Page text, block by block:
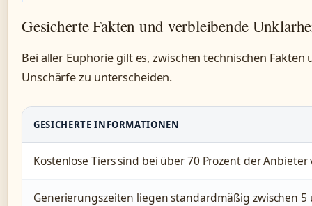
Gesicherte Fakten und verbleibende
Bei aller Euphorie gilt es, zwischen technischen
Unschärfe zu unterscheiden.
GESICHERTE INFORMATIONEN
Kostenlose Tiers sind bei über 70 Prozent der
Generierungszeiten liegen standardmäßig zwischen 5